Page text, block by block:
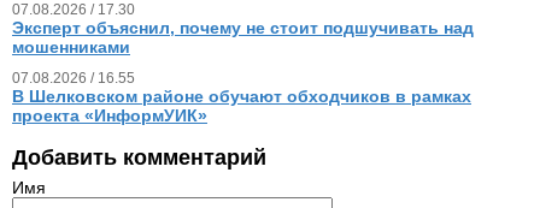
07.08.2026 / 17.30
Эксперт объяснил, почему не стоит подшучивать над
мошенниками
07.08.2026 / 16.55
В Шелковском районе обучают обходчиков в рамках
проекта «ИнформУИК»
Добавить комментарий
Имя